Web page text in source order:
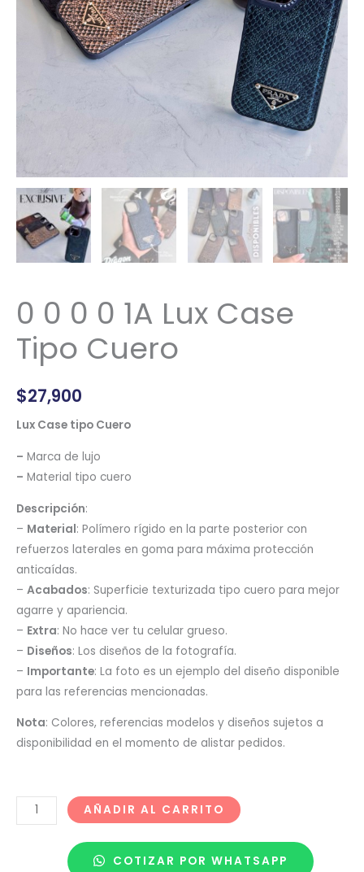
0 0 0 0 1A Lux Case
Tipo Cuero
$27,900
Lux Case tipo Cuero
– Marca de lujo
– Material tipo cuero
Descripción:
– Material: Polímero rígido en la parte posterior con
refuerzos laterales en goma para máxima protección
anticaídas.
– Acabados: Superficie texturizada tipo cuero para mejor
agarre y apariencia.
– Extra: No hace ver tu celular grueso.
– Diseños: Los diseños de la fotografía.
– Importante: La foto es un ejemplo del diseño disponible
para las referencias mencionadas.
Nota: Colores, referencias modelos y diseños sujetos a
disponibilidad en el momento de alistar pedidos.
AÑADIR AL CARRITO
COTIZAR POR WHATSAPP